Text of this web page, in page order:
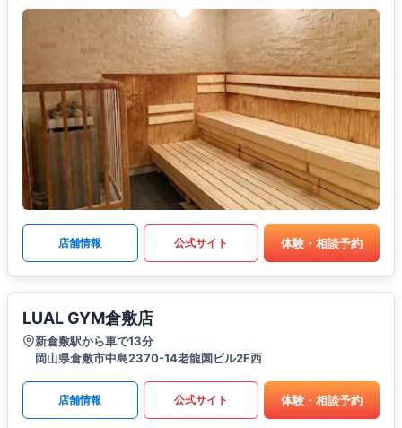
店舗情報 公式サイト 体験・相談予約
LUAL GYM倉敷店
新倉敷駅から車で13分
岡山県倉敷市中島2370-14老龍園ビル2F西
店舗情報 公式サイト 体験・相談予約